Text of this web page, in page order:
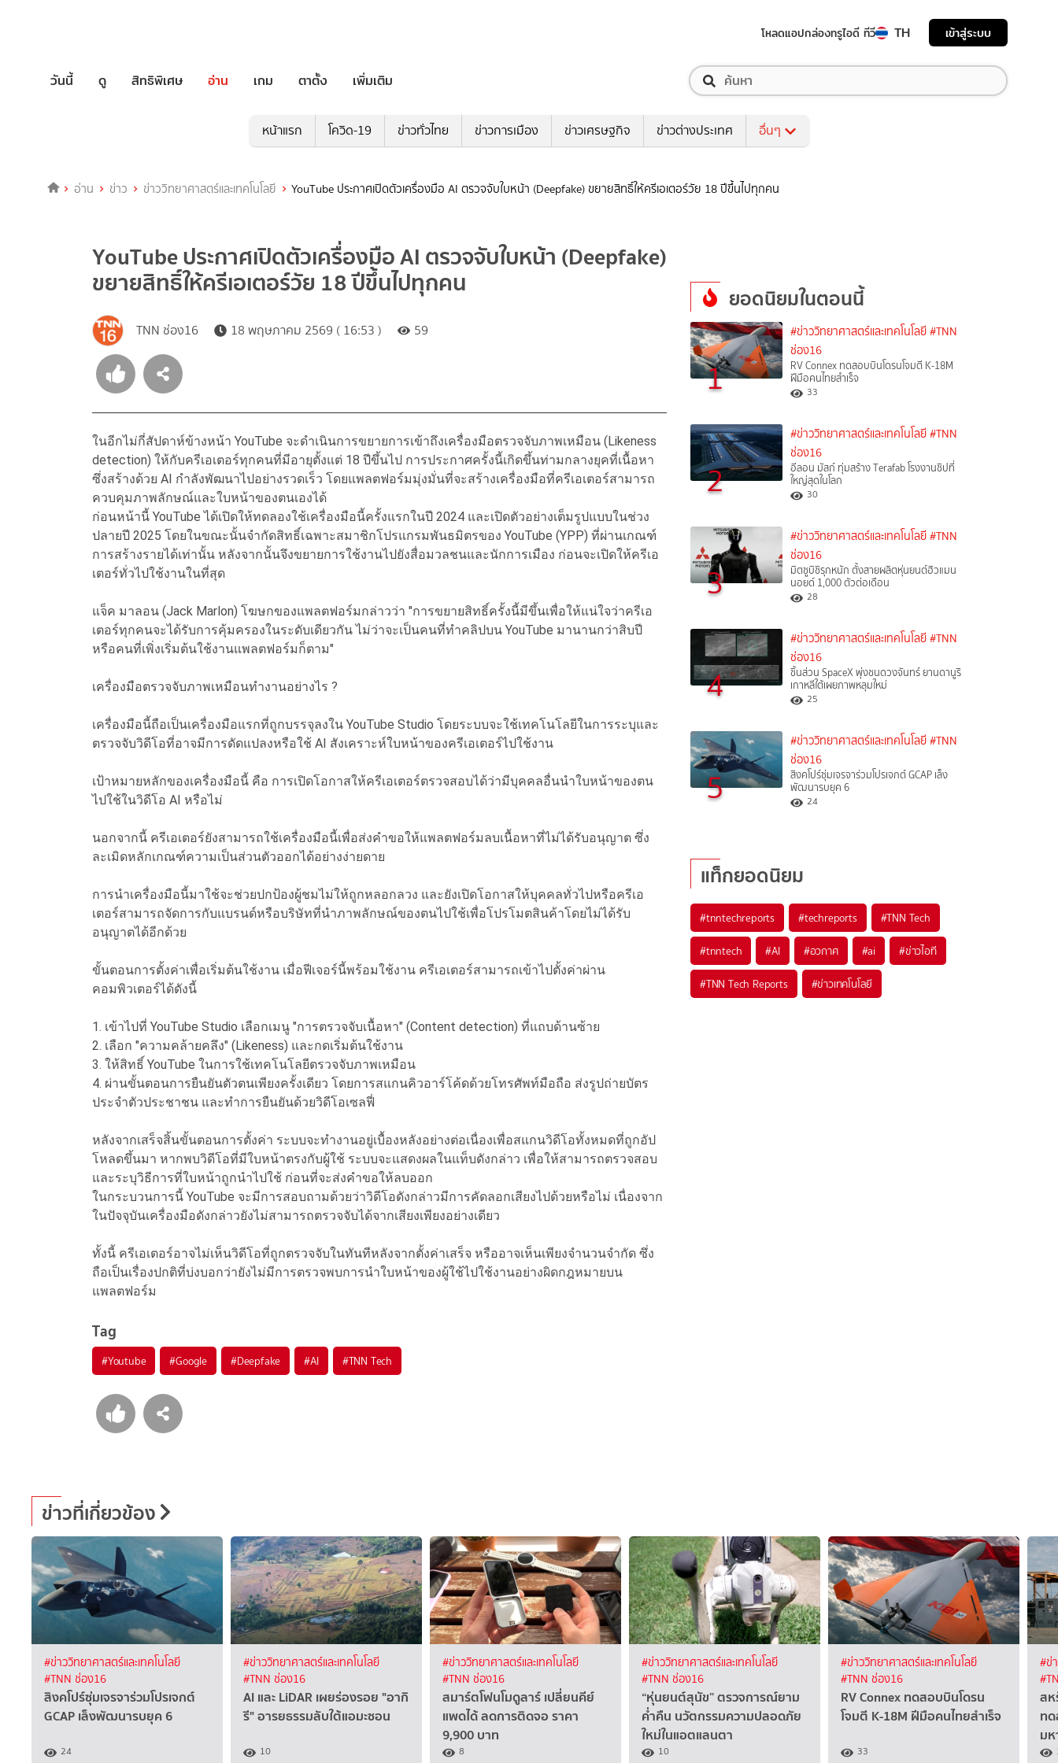
โหลดแอปกล่องทรูไอดี ทีวี TH เข้าสู่ระบบ
วันนี้ ดู สิทธิพิเศษ อ่าน เกม ตาตั้ง เพิ่มเติม
หน้าแรก โควิด-19 ข่าวทั่วไทย ข่าวการเมือง ข่าวเศรษฐกิจ ข่าวต่างประเทศ อื่นๆ
อ่าน ข่าว ข่าววิทยาศาสตร์และเทคโนโลยี YouTube ประกาศเปิดตัวเครื่องมือ AI ตรวจจับใบหน้า (Deepfake) ขยายสิทธิ์ให้ครีเอเตอร์วัย 18 ปีขึ้นไปทุกคน
YouTube ประกาศเปิดตัวเครื่องมือ AI ตรวจจับใบหน้า (Deepfake)
ขยายสิทธิ์ให้ครีเอเตอร์วัย 18 ปีขึ้นไปทุกคน
TNN ช่อง16 18 พฤษภาคม 2569 ( 16:53 ) 59
ในอีกไม่กี่สัปดาห์ข้างหน้า YouTube จะดำเนินการขยายการเข้าถึงเครื่องมือตรวจจับภาพเหมือน (Likeness
detection) ให้กับครีเอเตอร์ทุกคนที่มีอายุตั้งแต่ 18 ปีขึ้นไป การประกาศครั้งนี้เกิดขึ้นท่ามกลางยุคที่เนื้อหา
ซึ่งสร้างด้วย AI กำลังพัฒนาไปอย่างรวดเร็ว โดยแพลตฟอร์มมุ่งมั่นที่จะสร้างเครื่องมือที่ครีเอเตอร์สามารถ
ควบคุมภาพลักษณ์และใบหน้าของตนเองได้
ก่อนหน้านี้ YouTube ได้เปิดให้ทดลองใช้เครื่องมือนี้ครั้งแรกในปี 2024 และเปิดตัวอย่างเต็มรูปแบบในช่วง
ปลายปี 2025 โดยในขณะนั้นจำกัดสิทธิ์เฉพาะสมาชิกโปรแกรมพันธมิตรของ YouTube (YPP) ที่ผ่านเกณฑ์
การสร้างรายได้เท่านั้น หลังจากนั้นจึงขยายการใช้งานไปยังสื่อมวลชนและนักการเมือง ก่อนจะเปิดให้ครีเอ
เตอร์ทั่วไปใช้งานในที่สุด
แจ็ค มาลอน (Jack Marlon) โฆษกของแพลตฟอร์มกล่าวว่า "การขยายสิทธิ์ครั้งนี้มีขึ้นเพื่อให้แน่ใจว่าครีเอ
เตอร์ทุกคนจะได้รับการคุ้มครองในระดับเดียวกัน ไม่ว่าจะเป็นคนที่ทำคลิปบน YouTube มานานกว่าสิบปี
หรือคนที่เพิ่งเริ่มต้นใช้งานแพลตฟอร์มก็ตาม"
เครื่องมือตรวจจับภาพเหมือนทำงานอย่างไร ?
เครื่องมือนี้ถือเป็นเครื่องมือแรกที่ถูกบรรจุลงใน YouTube Studio โดยระบบจะใช้เทคโนโลยีในการระบุและ
ตรวจจับวิดีโอที่อาจมีการดัดแปลงหรือใช้ AI สังเคราะห์ใบหน้าของครีเอเตอร์ไปใช้งาน
เป้าหมายหลักของเครื่องมือนี้ คือ การเปิดโอกาสให้ครีเอเตอร์ตรวจสอบได้ว่ามีบุคคลอื่นนำใบหน้าของตน
ไปใช้ในวิดีโอ AI หรือไม่
นอกจากนี้ ครีเอเตอร์ยังสามารถใช้เครื่องมือนี้เพื่อส่งคำขอให้แพลตฟอร์มลบเนื้อหาที่ไม่ได้รับอนุญาต ซึ่ง
ละเมิดหลักเกณฑ์ความเป็นส่วนตัวออกได้อย่างง่ายดาย
การนำเครื่องมือนี้มาใช้จะช่วยปกป้องผู้ชมไม่ให้ถูกหลอกลวง และยังเปิดโอกาสให้บุคคลทั่วไปหรือครีเอ
เตอร์สามารถจัดการกับแบรนด์หรือบริษัทที่นำภาพลักษณ์ของตนไปใช้เพื่อโปรโมตสินค้าโดยไม่ได้รับ
อนุญาตได้อีกด้วย
ขั้นตอนการตั้งค่าเพื่อเริ่มต้นใช้งาน เมื่อฟีเจอร์นี้พร้อมใช้งาน ครีเอเตอร์สามารถเข้าไปตั้งค่าผ่าน
คอมพิวเตอร์ได้ดังนี้
1. เข้าไปที่ YouTube Studio เลือกเมนู "การตรวจจับเนื้อหา" (Content detection) ที่แถบด้านซ้าย
2. เลือก "ความคล้ายคลึง" (Likeness) และกดเริ่มต้นใช้งาน
3. ให้สิทธิ์ YouTube ในการใช้เทคโนโลยีตรวจจับภาพเหมือน
4. ผ่านขั้นตอนการยืนยันตัวตนเพียงครั้งเดียว โดยการสแกนคิวอาร์โค้ดด้วยโทรศัพท์มือถือ ส่งรูปถ่ายบัตร
ประจำตัวประชาชน และทำการยืนยันด้วยวิดีโอเซลฟี่
หลังจากเสร็จสิ้นขั้นตอนการตั้งค่า ระบบจะทำงานอยู่เบื้องหลังอย่างต่อเนื่องเพื่อสแกนวิดีโอทั้งหมดที่ถูกอัป
โหลดขึ้นมา หากพบวิดีโอที่มีใบหน้าตรงกับผู้ใช้ ระบบจะแสดงผลในแท็บดังกล่าว เพื่อให้สามารถตรวจสอบ
และระบุวิธีการที่ใบหน้าถูกนำไปใช้ ก่อนที่จะส่งคำขอให้ลบออก
ในกระบวนการนี้ YouTube จะมีการสอบถามด้วยว่าวิดีโอดังกล่าวมีการคัดลอกเสียงไปด้วยหรือไม่ เนื่องจาก
ในปัจจุบันเครื่องมือดังกล่าวยังไม่สามารถตรวจจับได้จากเสียงเพียงอย่างเดียว
ทั้งนี้ ครีเอเตอร์อาจไม่เห็นวิดีโอที่ถูกตรวจจับในทันทีหลังจากตั้งค่าเสร็จ หรืออาจเห็นเพียงจำนวนจำกัด ซึ่ง
ถือเป็นเรื่องปกติที่บ่งบอกว่ายังไม่มีการตรวจพบการนำใบหน้าของผู้ใช้ไปใช้งานอย่างผิดกฎหมายบน
แพลตฟอร์ม
Tag
#Youtube #Google #Deepfake #AI #TNN Tech
ยอดนิยมในตอนนี้
1
#ข่าววิทยาศาสตร์และเทคโนโลยี #TNN
ช่อง16
RV Connex ทดสอบบินโดรนโจมตี K-18M
ฝีมือคนไทยสำเร็จ
33
2
#ข่าววิทยาศาสตร์และเทคโนโลยี #TNN
ช่อง16
อีลอน มัสก์ ทุ่มสร้าง Terafab โรงงานชิปที่
ใหญ่สุดในโลก
30
3
#ข่าววิทยาศาสตร์และเทคโนโลยี #TNN
ช่อง16
มิตซูบิชิรุกหนัก ตั้งสายผลิตหุ่นยนต์ฮิวแมน
นอยด์ 1,000 ตัวต่อเดือน
28
4
#ข่าววิทยาศาสตร์และเทคโนโลยี #TNN
ช่อง16
ชิ้นส่วน SpaceX พุ่งชนดวงจันทร์ ยานดานูริ
เกาหลีใต้เผยภาพหลุมใหม่
25
5
#ข่าววิทยาศาสตร์และเทคโนโลยี #TNN
ช่อง16
สิงคโปร์ซุ่มเจรจาร่วมโปรเจกต์ GCAP เล็ง
พัฒนารบยุค 6
24
แท็กยอดนิยม
#tnntechreports #techreports #TNN Tech
#tnntech #AI #อวกาศ #ai #ข่าวไอที
#TNN Tech Reports #ข่าวเทคโนโลยี
ข่าวที่เกี่ยวข้อง
#ข่าววิทยาศาสตร์และเทคโนโลยี
#TNN ช่อง16
สิงคโปร์ซุ่มเจรจาร่วมโปรเจกต์
GCAP เล็งพัฒนารบยุค 6
24
#ข่าววิทยาศาสตร์และเทคโนโลยี
#TNN ช่อง16
AI และ LiDAR เผยร่องรอย "อากิ
รี" อารยธรรมลับใต้แอมะซอน
10
#ข่าววิทยาศาสตร์และเทคโนโลยี
#TNN ช่อง16
สมาร์ตโฟนโมดูลาร์ เปลี่ยนคีย์
แพดได้ ลดการติดจอ ราคา
9,900 บาท
8
#ข่าววิทยาศาสตร์และเทคโนโลยี
#TNN ช่อง16
“หุ่นยนต์สุนัข” ตรวจการณ์ยาม
ค่ำคืน นวัตกรรมความปลอดภัย
ใหม่ในแอตแลนตา
10
#ข่าววิทยาศาสตร์และเทคโนโลยี
#TNN ช่อง16
RV Connex ทดสอบบินโดรน
โจมตี K-18M ฝีมือคนไทยสำเร็จ
33
#ข่
ส
ท
ม